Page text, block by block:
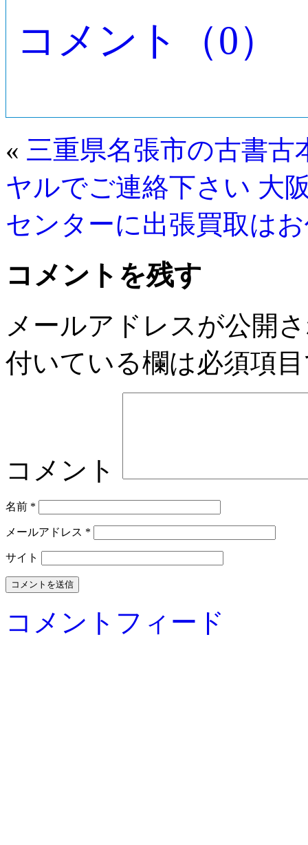
コメント（0）
« 三重県名張市の古書
ヤルでご連絡下さい 大
センターに出張買取は
コメントを残す
メールアドレスが公開
付いている欄は必須項
コメント
名前 *
メールアドレス *
サイト
コメントフィード